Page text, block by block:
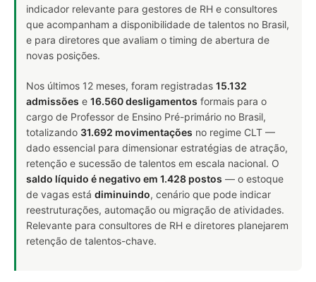
indicador relevante para gestores de RH e consultores
que acompanham a disponibilidade de talentos no Brasil,
e para diretores que avaliam o timing de abertura de
novas posições.
Nos últimos 12 meses, foram registradas 15.132
admissões e 16.560 desligamentos formais para o
cargo de Professor de Ensino Pré-primário no Brasil,
totalizando 31.692 movimentações no regime CLT —
dado essencial para dimensionar estratégias de atração,
retenção e sucessão de talentos em escala nacional. O
saldo líquido é negativo em 1.428 postos — o estoque
de vagas está diminuindo, cenário que pode indicar
reestruturações, automação ou migração de atividades.
Relevante para consultores de RH e diretores planejarem
retenção de talentos-chave.